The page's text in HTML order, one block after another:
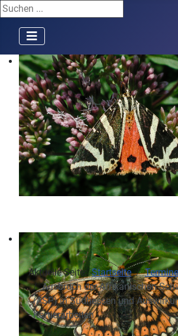
Suchen ...
Aktuelle Seite:Startseite Termine
Ausbruch der Afrikanischen
(ASP) in Südhessen und
Kartierarbeiten